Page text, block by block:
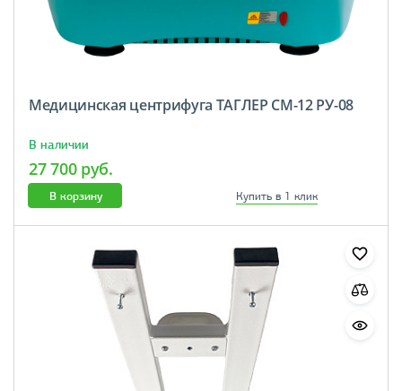
Медицинская центрифуга ТАГЛЕР СМ-12 РУ-08
В наличии
27 700 руб.
В корзину Купить в 1 клик